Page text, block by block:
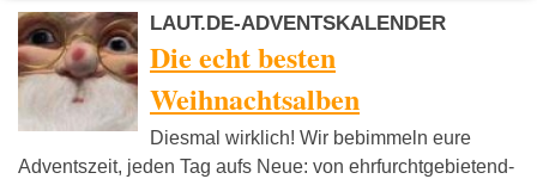
Seeed Deichkind
LAUT.DE-ADVENTSKALENDER
Die echt besten
Weihnachtsalben
Diesmal wirklich! Wir bebimmeln eure
Adventszeit, jeden Tag aufs Neue: von ehrfurchtgebietend-